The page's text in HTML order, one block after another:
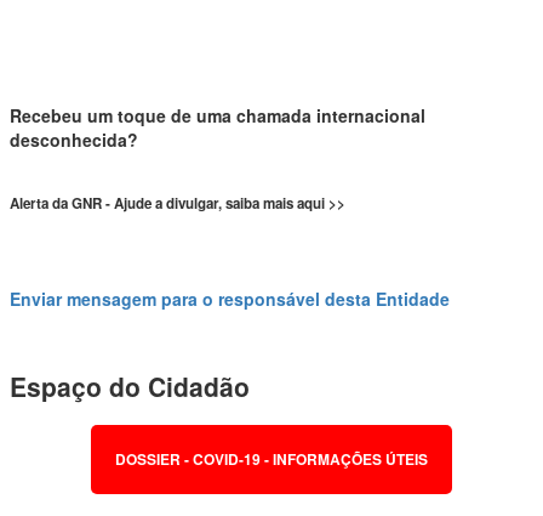
Recebeu um toque de uma chamada internacional
desconhecida?
Alerta da GNR - Ajude a divulgar, saiba mais aqui >>
Enviar mensagem para o responsável desta Entidade
Espaço do Cidadão
DOSSIER - COVID-19 - INFORMAÇÕES ÚTEIS